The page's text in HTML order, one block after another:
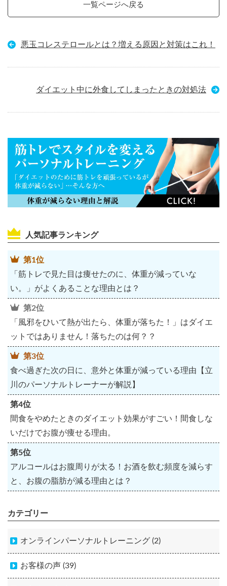
一覧ページへ戻る
悪玉コレステロールとは？増える原因と対策はこれ！
ダイエット中に外食してしまったときの対処法
人気記事ランキング
第1位
「筋トレで見た目は痩せたのに、体重が減っていな
い。」がよくあることな理由とは？
第2位
「風邪をひいて熱が出たら、体重が落ちた！」はダイエ
ットではありません！落ちたのは何？？
第3位
食べ過ぎた次の日に、意外と体重が減っている理由【立
川のパーソナルトレーナーが解説】
第4位
間食をやめたときのダイエット効果がすごい！間食しな
いだけでお腹が痩せる理由。
第5位
アルコールはお腹周りが太る！お酒を飲む頻度を減らす
と、お腹の脂肪が減る理由とは？
カテゴリー
オンラインパーソナルトレーニング (2)
お客様の声 (39)